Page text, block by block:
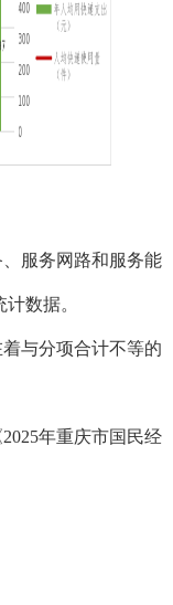
服务网路和服务能
数据。
与分项合计不等的
年重庆市国民经